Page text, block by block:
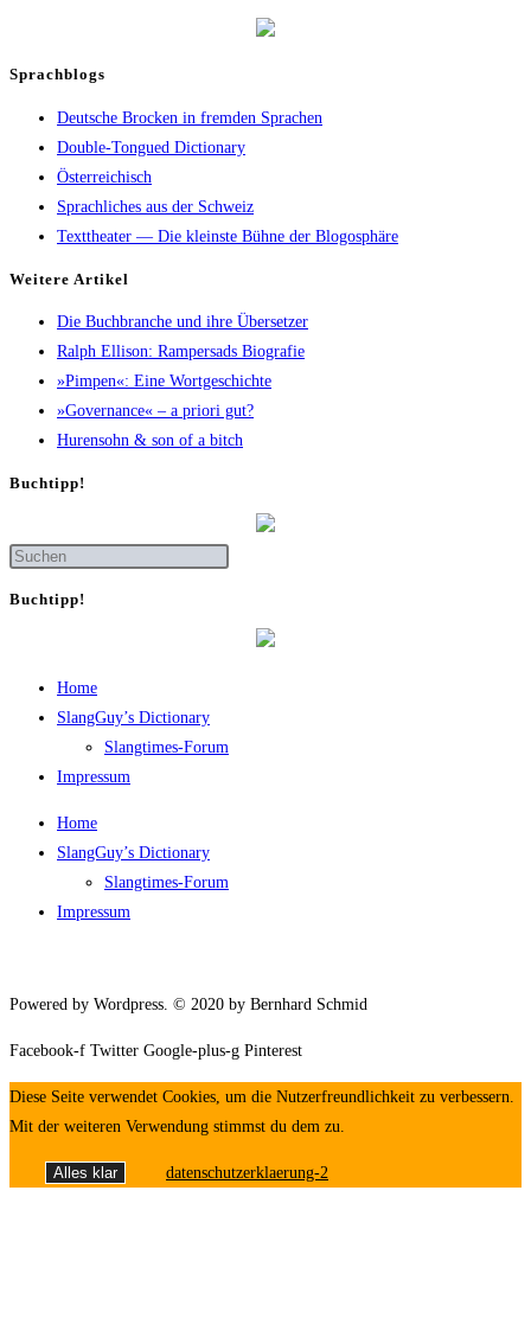
Sprachblogs
Deutsche Brocken in fremden Sprachen
Double-Tongued Dictionary
Österreichisch
Sprachliches aus der Schweiz
Texttheater — Die kleinste Bühne der Blogosphäre
Wei­te­re Artikel
Die Buch­bran­che und ihre Übersetzer
Ralph Elli­son: Ram­pers­ads Biografie
»Pim­pen«: Eine Wortgeschichte
»Gover­nan­ce« – a prio­ri gut?
Huren­sohn & son of a bitch
Buch­tipp!
Buch­tipp!
Home
SlangGuy’s Dic­tion­a­ry
Slang­times-Forum
Impres­sum
Home
SlangGuy’s Dic­tion­a­ry
Slang­times-Forum
Impres­sum
Powered by Wordpress. © 2020 by Bernhard Schmid
Facebook-f Twitter Google-plus-g Pinterest
Diese Seite verwendet Cookies, um die Nutzerfreundlichkeit zu verbessern.
Mit der weiteren Verwendung stimmst du dem zu.
Alles klar datenschutzerklaerung-2